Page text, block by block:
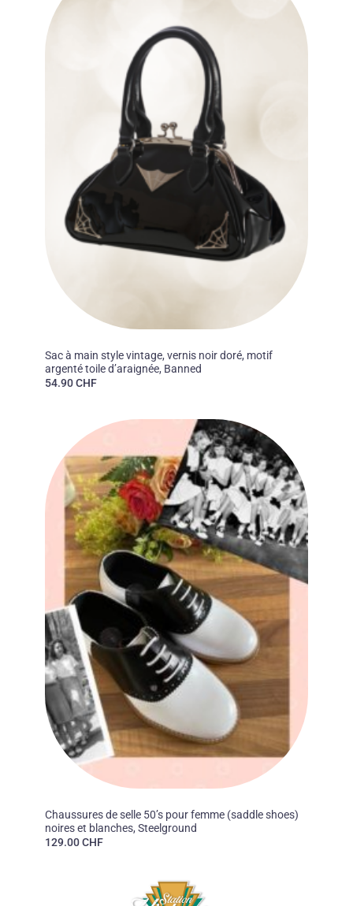
Sac à main style vintage, vernis noir doré, motif
argenté toile d’araignée, Banned
54.90CHF
Ajouter
à la liste
des
souhaits
Chaussures de selle 50’s pour femme (saddle shoes)
noires et blanches, Steelground
129.00CHF